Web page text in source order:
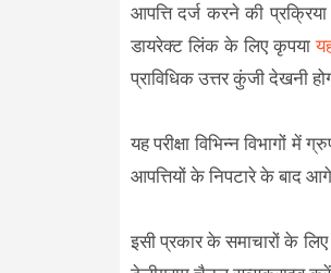
आपत्ति दर्ज करने की
डायरेक्ट लिंक के लिए कृपया
प्राविधिक उत्तर कुंजी देखनी
यह परीक्षा विभिन्न विभागों
आपत्तियों के निपटारे के बाद
इसी प्रकार के समाचारों के